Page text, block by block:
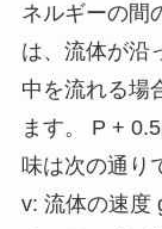
ネルギーの間
は、流体が沿
中を流れる場
ます。 P +
味は次の通り
v: 流体の速度